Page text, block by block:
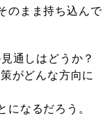
のまま持ち込んで
通しはどうか？
がどんな方向に
なるだろう。